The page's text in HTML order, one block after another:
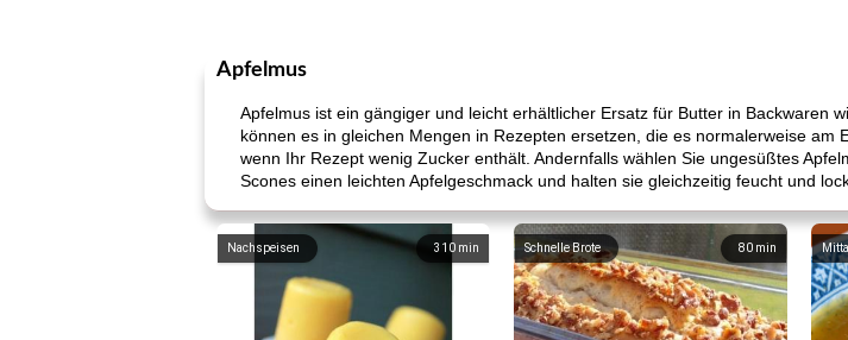
Apfelmus
Apfelmus ist ein gängiger und leicht erhältlicher Ersatz für Butter in Backwaren
können es in gleichen Mengen in Rezepten ersetzen, die es normalerweise am
wenn Ihr Rezept wenig Zucker enthält. Andernfalls wählen Sie ungesüßtes
Scones einen leichten Apfelgeschmack und halten sie gleichzeitig feucht und
310 min
Nachspeisen 80 min
Schnelle Brote